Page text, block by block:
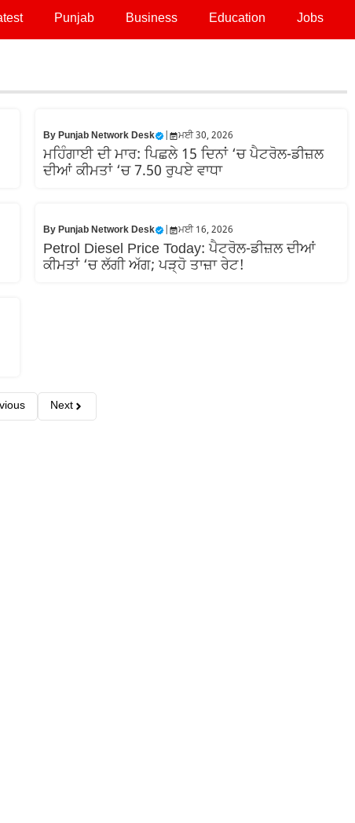
Punjab Business Education Jobs
ByPunjab Network Desk | ਮਈ 30, 2026
ਮਹਿੰਗਾਈ ਦੀ ਮਾਰ: ਪਿਛਲੇ 15 ਦਿਨਾਂ ‘ਚ ਪੈਟਰੋਲ-ਡੀਜ਼ਲ
ਦੀਆਂ ਕੀਮਤਾਂ ‘ਚ 7.50 ਰੁਪਏ ਵਾਧਾ
ByPunjab Network Desk | ਮਈ 16, 2026
Petrol Diesel Price Today: ਪੈਟਰੋਲ-ਡੀਜ਼ਲ ਦੀਆਂ
ਕੀਮਤਾਂ ‘ਚ ਲੱਗੀ ਅੱਗ; ਪੜ੍ਹੋ ਤਾਜ਼ਾ ਰੇਟ!
Next